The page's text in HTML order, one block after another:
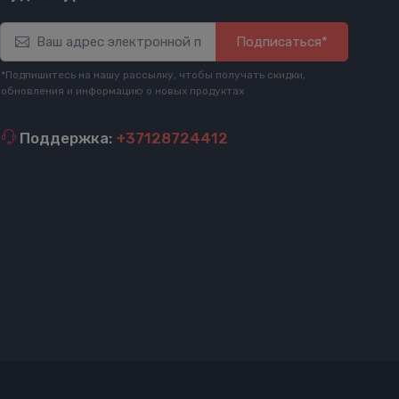
Подписаться*
*Подпишитесь на нашу рассылку, чтобы получать скидки,
обновления и информацию о новых продуктах
Поддержка: +37128724412